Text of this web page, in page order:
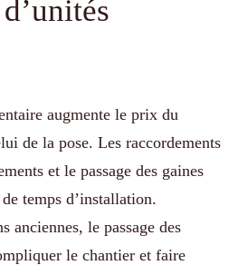
augmente le prix du
de la pose. Les raccordements
et le passage des gaines
temps d’installation.
anciennes, le passage des
le chantier et faire